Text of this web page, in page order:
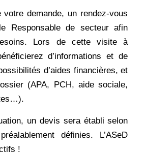
votre demande, un rendez-vous
Responsable de secteur afin
Lors de cette visite à
d’informations et de
d’aides financières, et
(APA, PCH, aide sociale,
un devis sera établi selon
définies. L’ASeD
!